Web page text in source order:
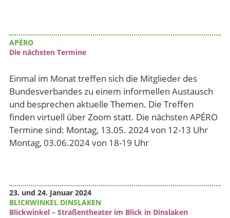
APÉRO
Die nächsten Termine
Einmal im Monat treffen sich die Mitglieder des
Bundesverbandes zu einem informellen Austausch
und besprechen aktuelle Themen. Die Treffen
finden virtuell über Zoom statt. Die nächsten APÉRO
Termine sind: Montag, 13.05. 2024 von 12-13 Uhr
Montag, 03.06.2024 von 18-19 Uhr
23. und 24. Januar 2024
BLICKWINKEL DINSLAKEN
Blickwinkel – Straßentheater im Blick in Dinslaken